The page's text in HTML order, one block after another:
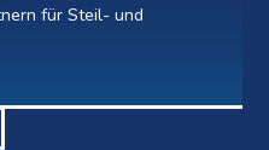
für Steil- und